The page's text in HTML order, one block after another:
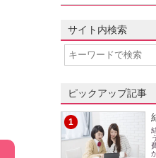
サイト内検索
ピックアップ記事
1